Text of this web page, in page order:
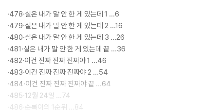
·478·실은 내가 말 안 한 게 있는데 1 …6
·479·실은 내가 말 안 한 게 있는데 2 …16
·480·실은 내가 말 안 한 게 있는데 3 …26
·481·실은 내가 말 안 한 게 있는데 끝 …36
·482·이건 진짜 진짜 진짜야 1 …46
·483·이건 진짜 진짜 진짜야 2 …54
·484·이건 진짜 진짜 진짜야 끝 …64
·485·12월 24일 …74
·486·순록이의 1순위 …84